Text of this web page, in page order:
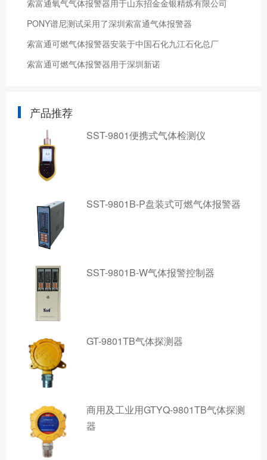
索富通氧气气体报警器用于山东招金金银精炼有限公司
PONY谱尼测试采用了深圳索富通气体报警器
索富通可燃气体报警器安装于中国石化九江石化总厂
索富通可燃气体报警器用于深圳新诺
产品推荐
SST-9801便携式气体检测仪
SST-9801B-P盘装式可燃气体报警器
SST-9801B-W气体报警控制器
GT-9801TB气体探测器
商用及工业用GTYQ-9801TB气体探测
器